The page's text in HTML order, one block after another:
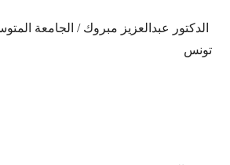
الدكتور عبدالعزيز مبروك / الجامعة
تونس